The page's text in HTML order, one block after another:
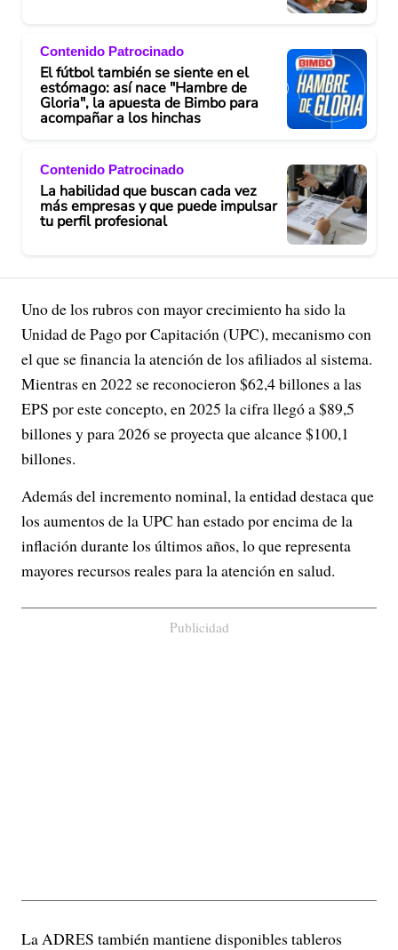
Contenido Patrocinado
El fútbol también se siente en el
estómago: así nace "Hambre de
Gloria", la apuesta de Bimbo para
acompañar a los hinchas
Contenido Patrocinado
La habilidad que buscan cada vez
más empresas y que puede impulsar
tu perfil profesional
Uno de los rubros con mayor crecimiento ha sido la
Unidad de Pago por Capitación (UPC), mecanismo con
el que se financia la atención de los afiliados al sistema.
Mientras en 2022 se reconocieron $62,4 billones a las
EPS por este concepto, en 2025 la cifra llegó a $89,5
billones y para 2026 se proyecta que alcance $100,1
billones.
Además del incremento nominal, la entidad destaca que
los aumentos de la UPC han estado por encima de la
inflación durante los últimos años, lo que representa
mayores recursos reales para la atención en salud.
Publicidad
La ADRES también mantiene disponibles tableros